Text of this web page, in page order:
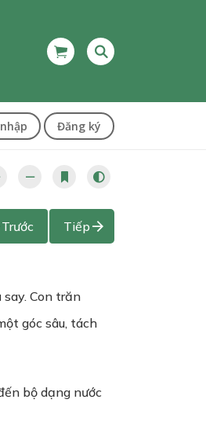
Đăng ký
Trước Tiếp
Con trăn
góc sâu, tách
bộ dạng nước